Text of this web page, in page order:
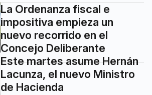
impositiva empieza un
nuevo recorrido en el
Concejo Deliberante
Este martes asume Hernán
Lacunza, el nuevo Ministro
de Hacienda